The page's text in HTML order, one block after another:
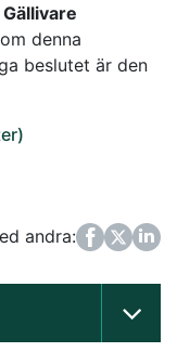
Gällivare
denna
beslutet är den
andra:
FacebookTwitter
LinkedIn